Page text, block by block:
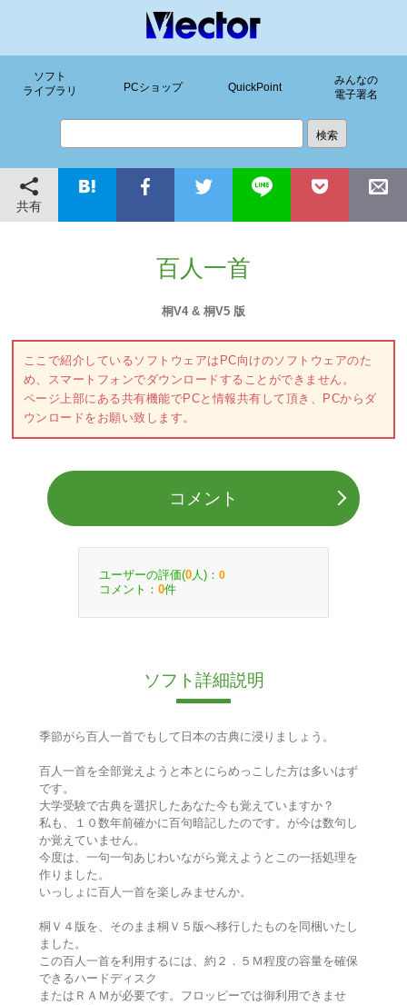
ソフト
ライブラリ
PCショップ QuickPoint
みんなの
電子署名
共有
百人一首
桐V4 & 桐V5 版
ここで紹介しているソフトウェアはPC向けのソフトウェアのた
め、スマートフォンでダウンロードすることができません。
ページ上部にある共有機能でPCと情報共有して頂き、PCからダ
ウンロードをお願い致します。
コメント
ユーザーの評価(0 人)： 0
コメント： 0件
ソフト詳細説明
季節がら百人一首でもして日本の古典に浸りましょう。
百人一首を全部覚えようと本とにらめっこした方は多いはず
です。
大学受験で古典を選択したあなた今も覚えていますか？
私も、１０数年前確かに百句暗記したのです。が今は数句し
か覚えていません。
今度は、一句一句あじわいながら覚えようとこの一括処理を
作りました。
いっしょに百人一首を楽しみませんか。
桐Ｖ４版を、そのまま桐Ｖ５版へ移行したものを同梱いたし
ました。
この百人一首を利用するには、約２．５Ｍ程度の容量を確保
できるハードディスク
またはＲＡＭが必要です。フロッピーでは御利用できませ